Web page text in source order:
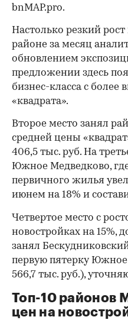
bnMAP.pro.
Настолько резкий
районе за месяц
обновлением
предложении здесь
бизнес-класса с более
«квадрата».
Второе место занял
средней цены
406,5 тыс. руб. На
Южное Медведково,
первичного жилья
июнем на 18% и
Четвертое место с
новостройках на 15%,
занял
первую пятерку Южное
566,7 тыс. руб.),
Топ-10 районов
цен на